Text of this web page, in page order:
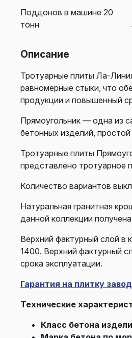
Поддонов в машине 20
тонн
Описание
Тротуарные плиты Ла-
равномерные стыки, что
продукции и повышенный
Прямоугольник — одна из
бетонных изделий,
Тротуарные плиты
представлено тротуарное
Количество вариантов
Натуральная гранитная
данной коллекции
Верхний фактурный слой в
1400. Верхний фактурный
срока эксплуатации.
Гарантия на плитку
Технические
Класс бетона